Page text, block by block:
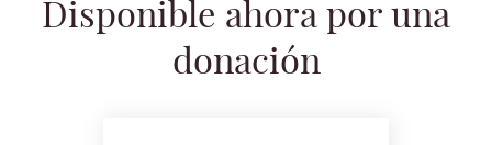
Disponible ahora por una
donación